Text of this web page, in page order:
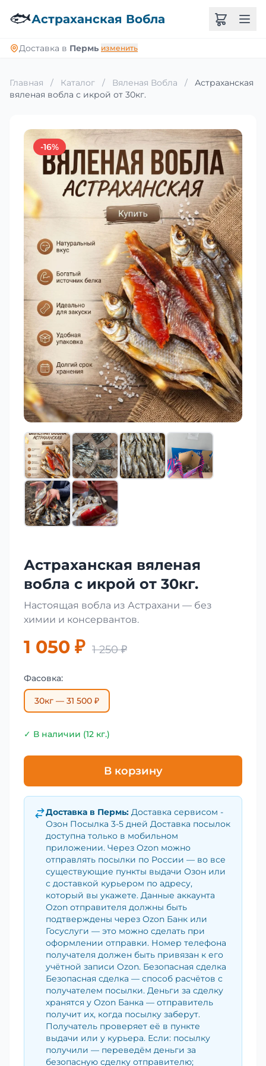
🐟Астраханская Вобла
Доставка в Пермь изменить
Главная / Каталог / Вяленая Вобла /
Астраханская
вяленая вобла с икрой от 30кг.
-16%
Астраханская вяленая
вобла с икрой от 30кг.
Настоящая вобла из Астрахани — без
химии и консервантов.
1 050 ₽ 1 250 ₽
Фасовка:
30кг — 31 500 ₽
✓ В наличии (12 кг.)
В корзину
Доставка в Пермь: Доставка сервисом -
Озон Посылка 3-5 дней Доставка посылок
доступна только в мобильном
приложении. Через Ozon можно
отправлять посылки по России — во все
существующие пункты выдачи Озон или
с доставкой курьером по адресу,
который вы укажете. Данные аккаунта
Ozon отправителя должны быть
подтверждены через Ozon Банк или
Госуслуги — это можно сделать при
оформлении отправки. Номер телефона
получателя должен быть привязан к его
учётной записи Ozon. Безопасная сделка
Безопасная сделка — способ расчётов с
получателем посылки. Деньги за сделку
хранятся у Ozon Банка — отправитель
получит их, когда посылку заберут.
Получатель проверяет её в пункте
выдачи или у курьера. Если: посылку
получили — переведём деньги за
безопасную сделку отправителю;